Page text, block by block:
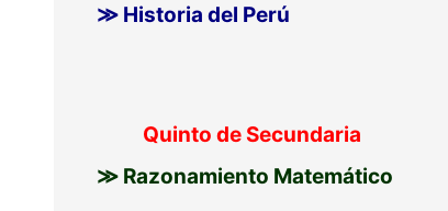
≫ Historia del Perú
Quinto de Secundaria
≫ Razonamiento Matemático